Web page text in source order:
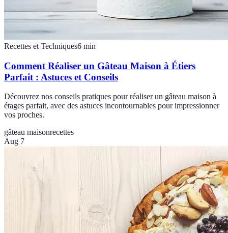
Recettes et Techniques6 min
Comment Réaliser un Gâteau Maison à Étiers
Parfait : Astuces et Conseils
Découvrez nos conseils pratiques pour réaliser un gâteau maison à
étages parfait, avec des astuces incontournables pour impressionner
vos proches.
gâteau maisonrecettes
Aug 7